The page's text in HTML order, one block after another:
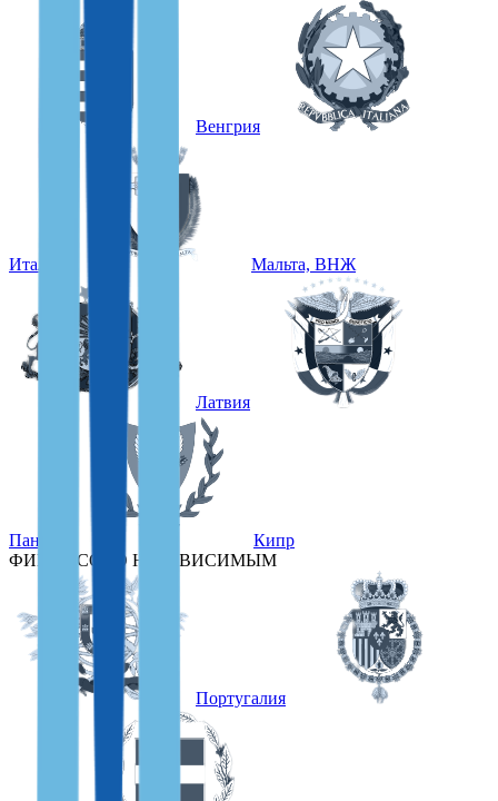
Венгрия
Италия Мальта, ВНЖ
Латвия
Панама
Кипр
ФИНАНСОВО НЕЗАВИСИМЫМ
Португалия